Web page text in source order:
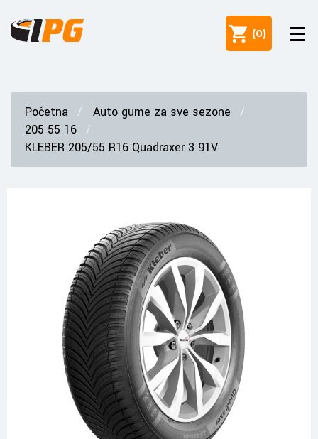
(0)
Početna
Auto gume za sve sezone
205 55 16
KLEBER 205/55 R16 Quadraxer 3 91V